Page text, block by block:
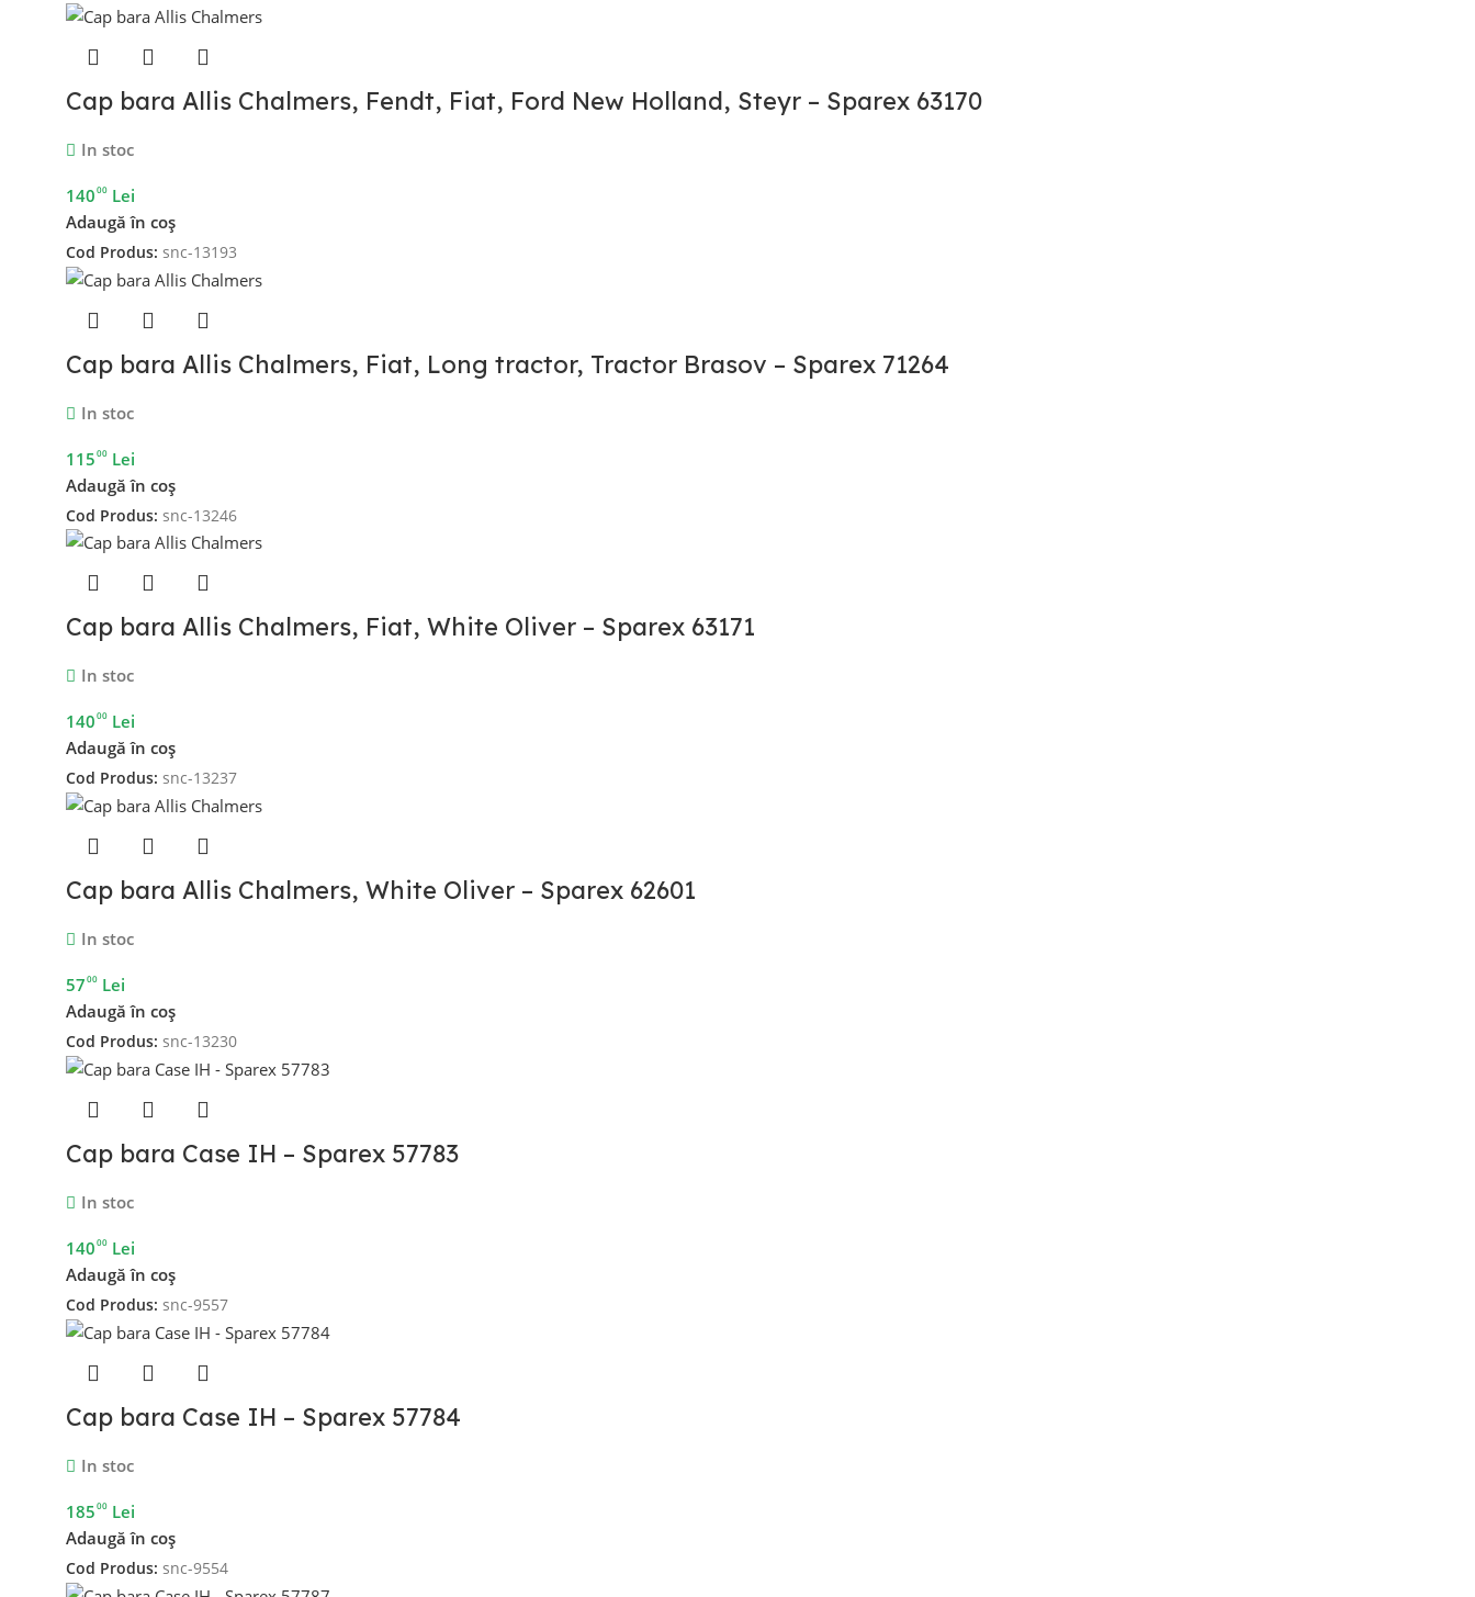
Cap bara Allis Chalmers, Fendt, Fiat, Ford New Holland, Steyr – Sparex 63170
In stoc
14000 Lei
Adaugă în coș
Cod Produs: snc-13193
Cap bara Allis Chalmers, Fiat, Long tractor, Tractor Brasov – Sparex 71264
In stoc
11500 Lei
Adaugă în coș
Cod Produs: snc-13246
Cap bara Allis Chalmers, Fiat, White Oliver – Sparex 63171
In stoc
14000 Lei
Adaugă în coș
Cod Produs: snc-13237
Cap bara Allis Chalmers, White Oliver – Sparex 62601
In stoc
5700 Lei
Adaugă în coș
Cod Produs: snc-13230
Cap bara Case IH – Sparex 57783
In stoc
14000 Lei
Adaugă în coș
Cod Produs: snc-9557
Cap bara Case IH – Sparex 57784
In stoc
18500 Lei
Adaugă în coș
Cod Produs: snc-9554